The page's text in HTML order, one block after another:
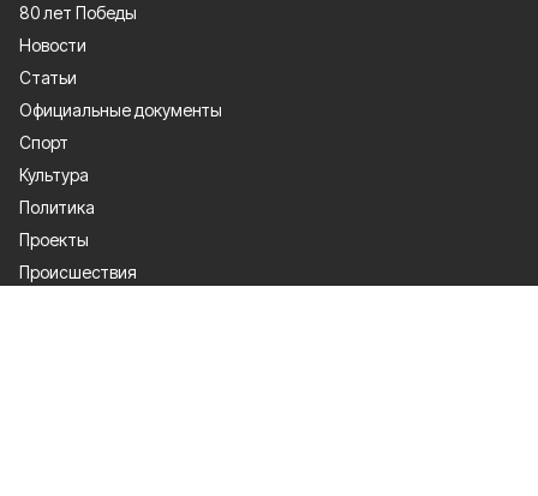
80 лет Победы
Новости
Статьи
Официальные документы
Спорт
Культура
Политика
Проекты
Происшествия